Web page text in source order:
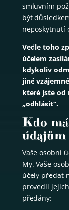
smluvním
být
neposkytnutí
Vedle toho
účelem
kdykoliv
jiné
které jste od
„odhlásit“.
Kdo
Vaše osobní
My. Vaše
účely předat
provedli
předány: